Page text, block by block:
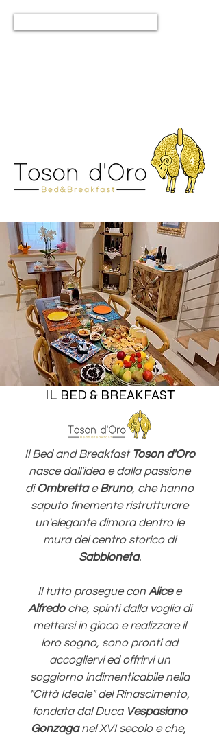
IL BED & BREAKFAST
Il Bed and BreakfastToson d'Oro
nasce dall'idea e dalla passione
diOmbrettaeBruno, che hanno
saputo finemente ristrutturare
un'elegante dimora dentro le
mura del centro storico di
Sabbioneta.
Il tutto prosegue con Alicee
Alfredo che, spinti dalla voglia di
mettersi in gioco e realizzare il
loro sogno, sono pronti ad
accogliervi ed offrirvi un
soggiorno indimenticabile nella
"Città Ideale" del Rinascimento,
fondata dal Duca Vespasiano
Gonzaganel XVI secolo e che,